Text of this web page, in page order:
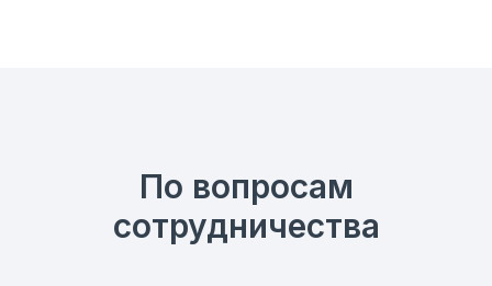
По вопросам
сотрудничества